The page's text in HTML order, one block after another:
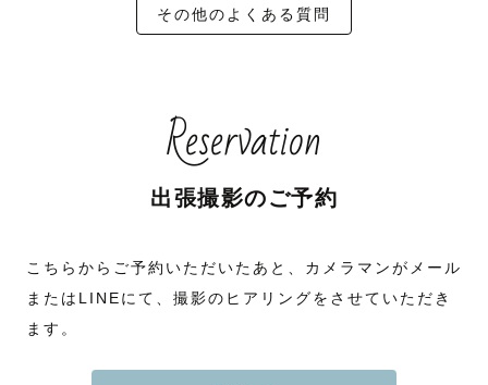
その他のよくある質問
Reservation
出張撮影のご予約
こちらからご予約いただいたあと、カメラマンがメール
またはLINEにて、撮影のヒアリングをさせていただき
ます。